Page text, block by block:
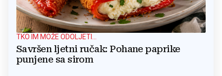
TKO IM MOŽE ODOLJETI...
Savršen ljetni ručak: Pohane paprike
punjene sa sirom